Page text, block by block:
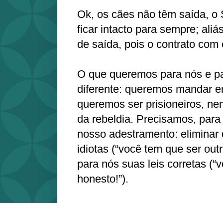
Ok, os cães não têm saída, o
ficar intacto para sempre;
de saída, pois o contrato com
O que queremos para nós e
diferente: queremos mandar
queremos ser prisioneiros,
da rebeldia. Precisamos,
nosso adestramento:
idiotas (“você tem que ser
para nós suas leis corretas
honesto!”).